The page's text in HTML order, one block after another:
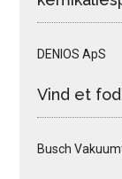
DENIOS ApS
Vind et
Busch